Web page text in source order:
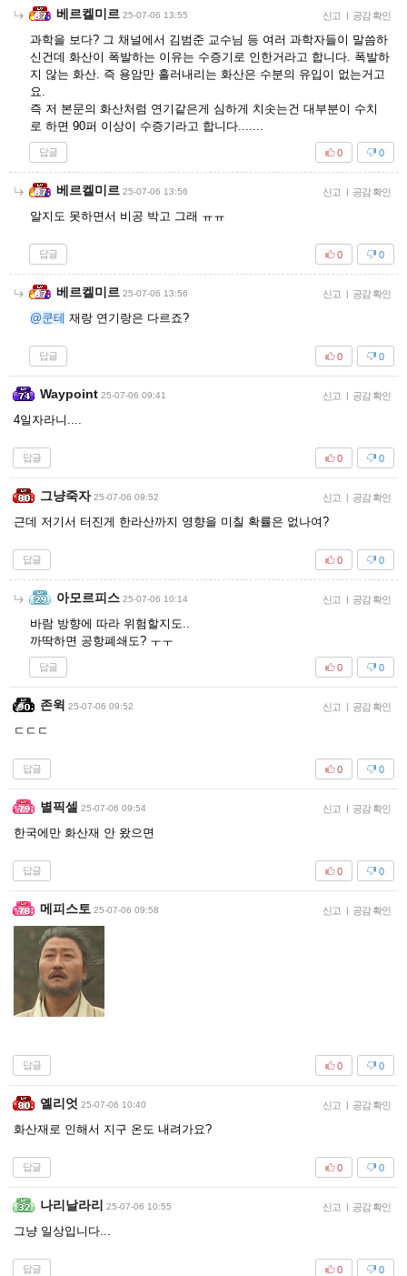
베르켈미르 25-07-06 13:55 신고 | 공감 확인
과학을 보다? 그 채널에서 김범준 교수님 등 여러 과학자들이 말씀하
신건데 화산이 폭발하는 이유는 수증기로 인한거라고 합니다. 폭발하
지 않는 화산. 즉 용암만 흘러내리는 화산은 수분의 유입이 없는거고
요.
즉 저 본문의 화산처럼 연기같은게 심하게 치솟는건 대부분이 수치
로 하면 90퍼 이상이 수증기라고 합니다.......
답글 0
0
베르켈미르 25-07-06 13:56 신고 | 공감 확인
알지도 못하면서 비공 박고 그래 ㅠㅠ
답글 0
0
베르켈미르 25-07-06 13:56 신고 | 공감 확인
@쿤테 재랑 연기랑은 다르죠?
답글 0
0
Waypoint 25-07-06 09:41 신고 | 공감 확인
4일자라니....
답글 0
0
그냥죽자 25-07-06 09:52 신고 | 공감 확인
근데 저기서 터진게 한라산까지 영향을 미칠 확률은 없나여?
답글 0
0
아모르피스 25-07-06 10:14 신고 | 공감 확인
바람 방향에 따라 위험할지도..
까딱하면 공항폐쇄도? ㅜㅜ
답글 0
0
존윅 25-07-06 09:52 신고 | 공감 확인
ㄷㄷㄷ
답글 0
0
별픽셀 25-07-06 09:54 신고 | 공감 확인
한국에만 화산재 안 왔으면
답글 0
0
메피스토 25-07-06 09:58 신고 | 공감 확인
답글 0
0
옐리엇 25-07-06 10:40 신고 | 공감 확인
화산재로 인해서 지구 온도 내려가요?
답글 0
0
나리날라리 25-07-06 10:55 신고 | 공감 확인
그냥 일상입니다...
답글 0
0